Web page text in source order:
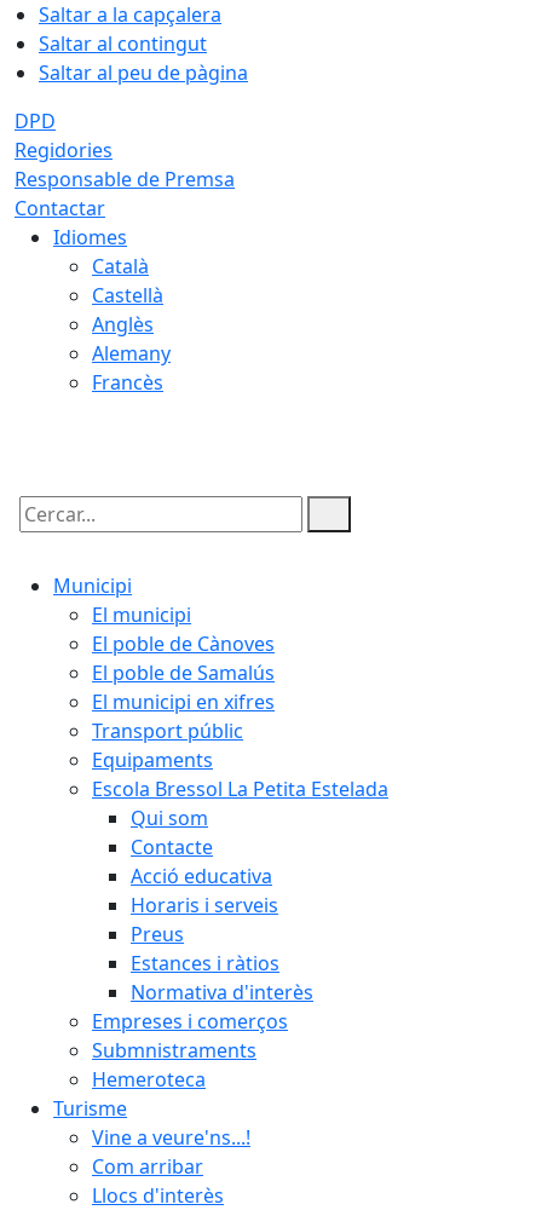
Saltar a la capçalera
Saltar al contingut
Saltar al peu de pàgina
DPD
Regidories
Responsable de Premsa
Contactar
Idiomes
Català
Castellà
Anglès
Alemany
Francès
Cercar:
Municipi
El municipi
El poble de Cànoves
El poble de Samalús
El municipi en xifres
Transport públic
Equipaments
Escola Bressol La Petita Estelada
Qui som
Contacte
Acció educativa
Horaris i serveis
Preus
Estances i ràtios
Normativa d'interès
Empreses i comerços
Submnistraments
Hemeroteca
Turisme
Vine a veure'ns...!
Com arribar
Llocs d'interès